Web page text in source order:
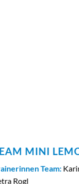
MINI
Team:
Rogl